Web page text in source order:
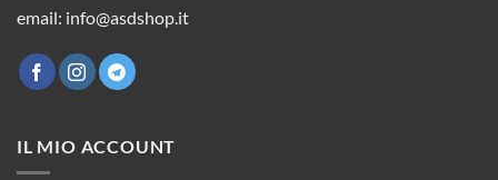
email: info@asdshop.it
IL MIO ACCOUNT